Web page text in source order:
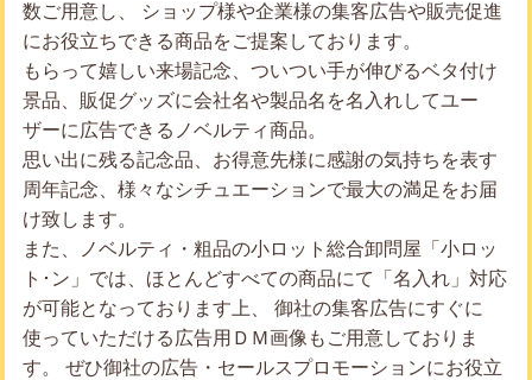
数ご用意し、 ショップ様や企業様の集客広告や販売促進
にお役立ちできる商品をご提案しております。
もらって嬉しい来場記念、ついつい手が伸びるベタ付け
景品、販促グッズに会社名や製品名を名入れしてユー
ザーに広告できるノベルティ商品。
思い出に残る記念品、お得意先様に感謝の気持ちを表す
周年記念、様々なシチュエーションで最大の満足をお届
け致します。
また、ノベルティ・粗品の小ロット総合卸問屋「小ロッ
ト･ン」では、ほとんどすべての商品にて「名入れ」対応
が可能となっております上、 御社の集客広告にすぐに
使っていただける広告用ＤＭ画像もご用意しておりま
す。 ぜひ御社の広告・セールスプロモーションにお役立